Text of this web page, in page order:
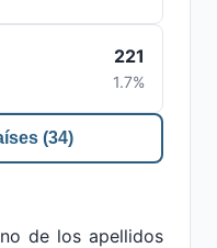
221
1.7%
(34)
de los apellidos